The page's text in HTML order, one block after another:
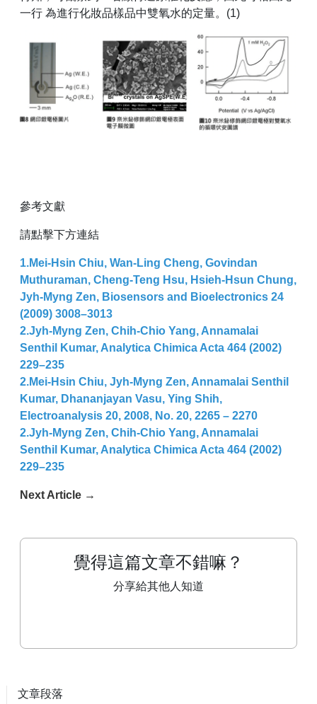
一行 為進行化妝品樣品中雙氧水的定量。(1)
參考文獻
請點擊下方連結
1.Mei-Hsin Chiu, Wan-Ling Cheng, Govindan
Muthuraman, Cheng-Teng Hsu, Hsieh-Hsun Chung,
Jyh-Myng Zen, Biosensors and Bioelectronics 24
(2009) 3008–3013
2.Jyh-Myng Zen, Chih-Chio Yang, Annamalai
Senthil Kumar, Analytica Chimica Acta 464 (2002)
229–235
2.Mei-Hsin Chiu, Jyh-Myng Zen, Annamalai Senthil
Kumar, Dhananjayan Vasu, Ying Shih,
Electroanalysis 20, 2008, No. 20, 2265 – 2270
2.Jyh-Myng Zen, Chih-Chio Yang, Annamalai
Senthil Kumar, Analytica Chimica Acta 464 (2002)
229–235
Next Article →
覺得這篇文章不錯嘛？
分享給其他人知道
文章段落